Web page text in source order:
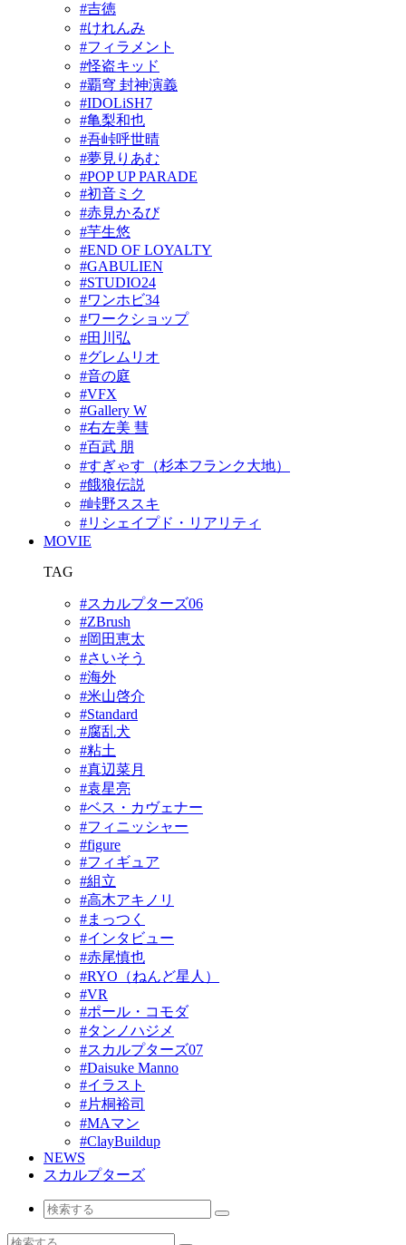
#吉徳
#けれんみ
#フィラメント
#怪盗キッド
#覇穹 封神演義
#IDOLiSH7
#亀梨和也
#吾峠呼世晴
#夢見りあむ
#POP UP PARADE
#初音ミク
#赤見かるび
#芋生悠
#END OF LOYALTY
#GABULIEN
#STUDIO24
#ワンホビ34
#ワークショップ
#田川弘
#グレムリオ
#音の庭
#VFX
#Gallery W
#右左美 彗
#百武 朋
#すぎゃす（杉本フランク大地）
#餓狼伝説
#峠野ススキ
#リシェイプド・リアリティ
MOVIE
TAG
#スカルプターズ06
#ZBrush
#岡田恵太
#さいそう
#海外
#米山啓介
#Standard
#腐乱犬
#粘土
#真辺菜月
#袁星亮
#ベス・カヴェナー
#フィニッシャー
#figure
#フィギュア
#組立
#高木アキノリ
#まっつく
#インタビュー
#赤尾慎也
#RYO（ねんど星人）
#VR
#ポール・コモダ
#タンノハジメ
#スカルプターズ07
#Daisuke Manno
#イラスト
#片桐裕司
#MAマン
#ClayBuildup
NEWS
スカルプターズ